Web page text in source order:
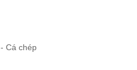
- Cá chép